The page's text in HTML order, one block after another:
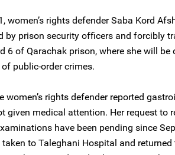
women’s rights defender Saba Kord
by prison security officers and forcibly
6 of Qarachak prison, where she will be
public-order crimes.
women’s rights defender reported
given medical attention. Her request to
have been pending since
to Taleghani Hospital and returned